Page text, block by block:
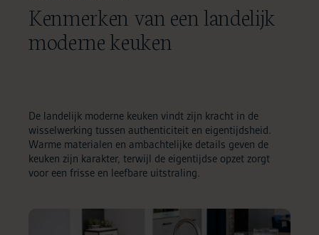
Kenmerken van een landelijk
moderne keuken
De landelijk moderne keuken vindt zijn kracht in de
wisselwerking tussen authenticiteit en eigentijdsheid.
Warme materialen en ambachtelijke details geven de
keuken zijn karakter, terwijl de eigentijdse opzet zorgt
voor een frisse en leefbare uitstraling.